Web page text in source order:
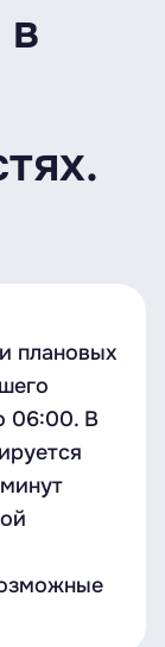
плановых
06:00. В